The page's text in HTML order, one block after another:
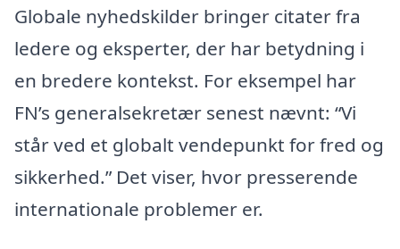
Globale nyhedskilder bringer citater fra
ledere og eksperter, der har betydning i
en bredere kontekst. For eksempel har
FN’s generalsekretær senest nævnt: “Vi
står ved et globalt vendepunkt for fred og
sikkerhed.” Det viser, hvor presserende
internationale problemer er.